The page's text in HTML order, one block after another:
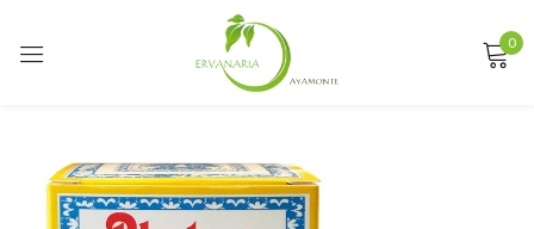
0
Sign in
Remember me